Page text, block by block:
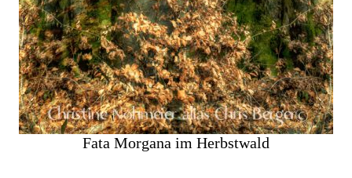
Fata Morgana im Herbstwald